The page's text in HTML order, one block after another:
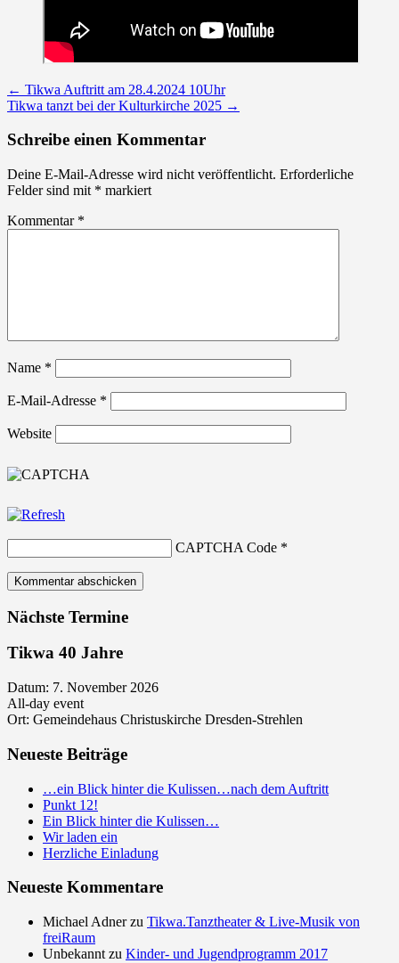
Post
navigation
← Tikwa Auftritt am 28.4.2024 10Uhr
Tikwa tanzt bei der Kulturkirche 2025 →
Schreibe einen Kommentar
Deine E-Mail-Adresse wird nicht veröffentlicht. Erforderliche
Felder sind mit * markiert
Kommentar *
Name *
E-Mail-Adresse *
Website
CAPTCHA Code *
Nächste Termine
Tikwa 40 Jahre
Datum: 7. November 2026
All-day event
Ort: Gemeindehaus Christuskirche Dresden-Strehlen
Neueste Beiträge
…ein Blick hinter die Kulissen…nach dem Auftritt
Punkt 12!
Ein Blick hinter die Kulissen…
Wir laden ein
Herzliche Einladung
Neueste Kommentare
Michael Adnerzu Tikwa.Tanztheater & Live-Musik von
freiRaum
Unbekannt zu Kinder- und Jugendprogramm 2017